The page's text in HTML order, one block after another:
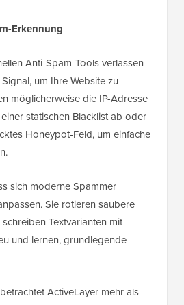
Erkennung
Anti-Spam-Tools verlassen
um Ihre Website zu
möglicherweise die IP-Adresse
statischen Blacklist ab oder
Honeypot-Feld, um einfache
sich moderne Spammer
Sie rotieren saubere
Textvarianten mit
und lernen, grundlegende
ActiveLayer mehr als